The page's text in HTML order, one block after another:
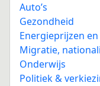
Auto’s
Gezondheid
Energieprijzen
Migratie,
Onderwijs
Politiek &